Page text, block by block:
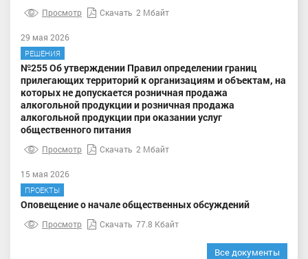
Просмотр Скачать 2 Мбайт
29 мая 2026
РЕШЕНИЯ
№255 Об утверждении Правил определении границ
прилегающих территорий к организациям и объектам, на
которых не допускается розничная продажа
алкогольной продукции и розничная продажа
алкогольной продукции при оказании услуг
общественного питания
Просмотр Скачать 2 Мбайт
15 мая 2026
ПРОЕКТЫ
Оповещение о начале общественных обсуждений
Просмотр Скачать 77.8 Кбайт
Все документы